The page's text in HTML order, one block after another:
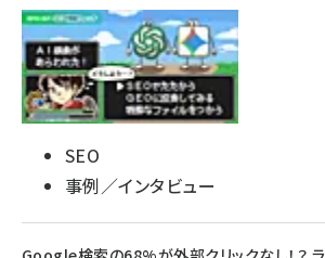
SEO
事例／インタビュー